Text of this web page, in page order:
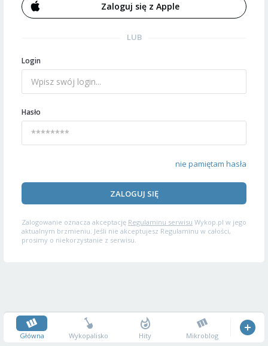
Zaloguj się z Apple
LUB
Login
Hasło
nie pamiętam hasła
ZALOGUJ SIĘ
Zalogowanie oznacza akceptację Regulaminu serwisu Wykop.pl w jego
aktualnym brzmieniu. Jeśli nie akceptujesz Regulaminu w całości,
prosimy o niekorzystanie z serwisu.
Główna Wykopalisko Hity Mikroblog